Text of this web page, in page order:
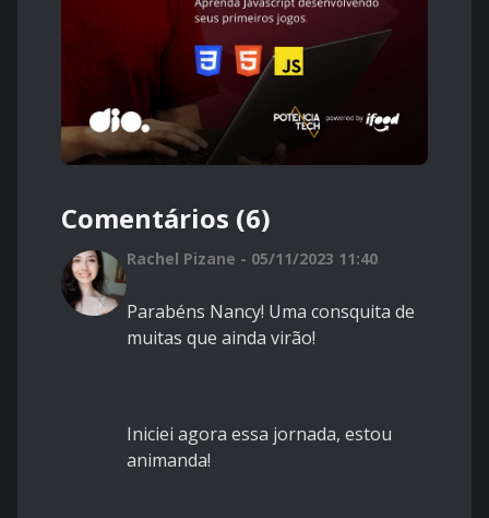
Comentários (6)
Rachel Pizane - 05/11/2023 11:40
Parabéns Nancy! Uma consquita de
muitas que ainda virão!
Iniciei agora essa jornada, estou
animanda!